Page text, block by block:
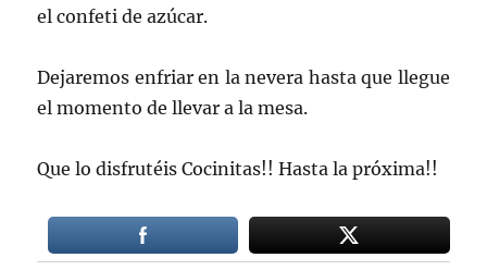
el confeti de azúcar.
Dejaremos enfriar en la nevera hasta que llegue
el momento de llevar a la mesa.
Que lo disfrutéis Cocinitas!! Hasta la próxima!!